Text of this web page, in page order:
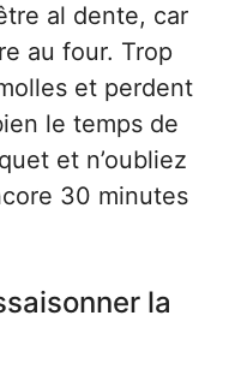
al dente, car
au four. Trop
et perdent
le temps de
et n’oubliez
30 minutes
la